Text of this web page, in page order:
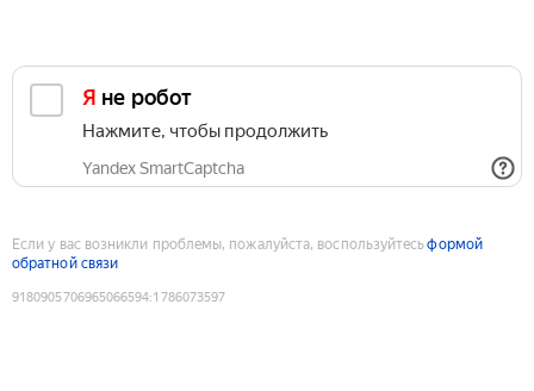
Я не робот
Нажмите, чтобы продолжить
Yandex SmartCaptcha
Если у вас возникли проблемы, пожалуйста, воспользуйтесьформой
обратной связи
9180905706965066594:1786073597